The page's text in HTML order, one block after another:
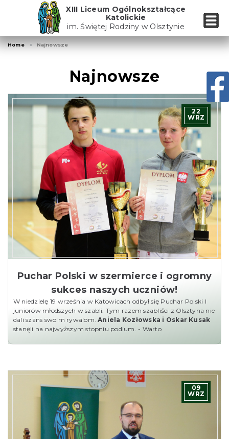
XIII Liceum Ogólnokształcące
Katolickie
im. Świętej Rodziny w Olsztynie
Home Najnowsze
Najnowsze
22
WRZ
Puchar Polski w szermierce i ogromny
sukces naszych uczniów!
W niedzielę 19 września w Katowicach odbył się Puchar Polski I
juniorów młodszych w szabli. Tym razem szabliści z Olsztyna nie
dali szans swoim rywalom.Aniela Kozłowska i Oskar Kusak
stanęli na najwyższym stopniu podium. - Warto
09
WRZ